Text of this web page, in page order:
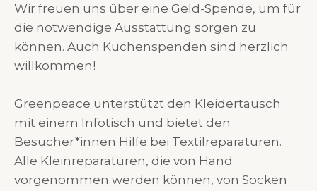
Wir freuen uns über eine Geld-Spende, um für
die notwendige Ausstattung sorgen zu
können. Auch Kuchenspenden sind herzlich
willkommen!
Greenpeace unterstützt den Kleidertausch
mit einem Infotisch und bietet den
Besucher*innen Hilfe bei Textilreparaturen.
Alle Kleinreparaturen, die von Hand
vorgenommen werden können, von Socken